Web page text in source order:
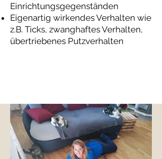
Einrichtungsgegenständen
Eigenartig wirkendes Verhalten wie
z.B. Ticks, zwanghaftes Verhalten,
übertriebenes Putzverhalten